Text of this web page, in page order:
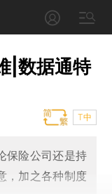
|数据通特
T中
保险公司还是持
，加之各种制度